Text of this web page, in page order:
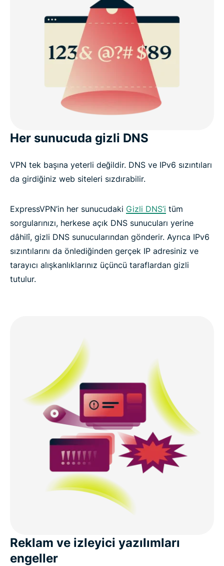
Her sunucuda gizli DNS
VPN tek başına yeterli değildir. DNS ve IPv6 sızıntıları
da girdiğiniz web siteleri sızdırabilir.
ExpressVPN’in her sunucudaki Gizli DNS’i tüm
sorgularınızı, herkese açık DNS sunucuları yerine
dâhilî, gizli DNS sunucularından gönderir. Ayrıca IPv6
sızıntılarını da önlediğinden gerçek IP adresiniz ve
tarayıcı alışkanlıklarınız üçüncü taraflardan gizli
tutulur.
Reklam ve izleyici yazılımları
engeller